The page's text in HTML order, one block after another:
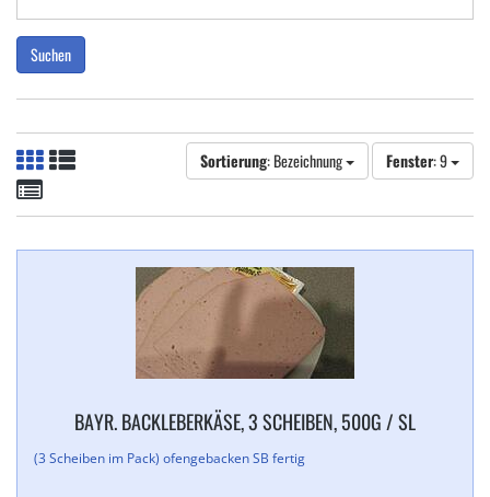
Suchen
Sortierung: Bezeichnung Fenster: 9
BAYR. BACKLEBERKÄSE, 3 SCHEIBEN, 500G / SL
(3 Scheiben im Pack) ofengebacken SB fertig